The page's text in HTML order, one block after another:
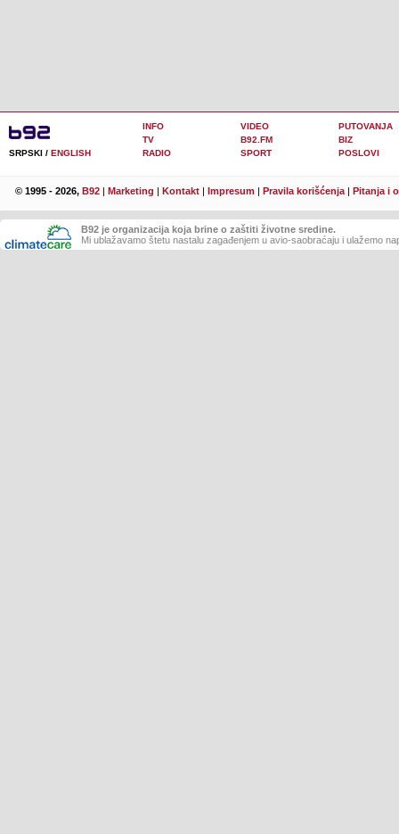
SRPSKI / ENGLISH
INFO VIDEO
PUTOVANJA
TV
B92.FM
BIZ
RADIO
SPORT POSLOVI
© 1995 - 2026, B92 | Marketing | Kontakt | Impresum | Pravila korišćenja | Pitanja i
B92 je organizacija koja brine o zaštiti životne sredine.
Mi ublažavamo štetu nastalu zagađenjem u avio-saobraćaju i ulažemo